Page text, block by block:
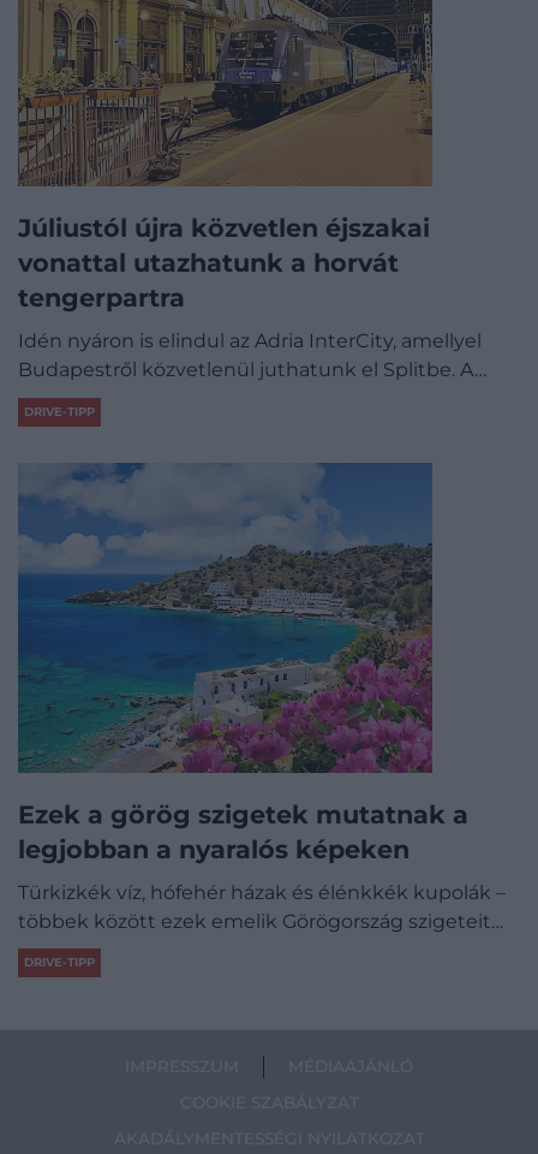
Júliustól újra közvetlen éjszakai
vonattal utazhatunk a horvát
tengerpartra
Idén nyáron is elindul az Adria InterCity, amellyel
Budapestről közvetlenül juthatunk el Splitbe. A…
DRIVE-TIPP
Ezek a görög szigetek mutatnak a
legjobban a nyaralós képeken
Türkizkék víz, hófehér házak és élénkkék kupolák –
többek között ezek emelik Görögország szigeteit…
DRIVE-TIPP